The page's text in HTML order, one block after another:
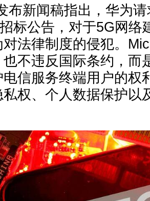
布新闻稿指出，华为
标公告，对于5G网络
法律制度的侵犯。
不违反国际条约，而
信服务终端用户的权
权、个人数据保护以